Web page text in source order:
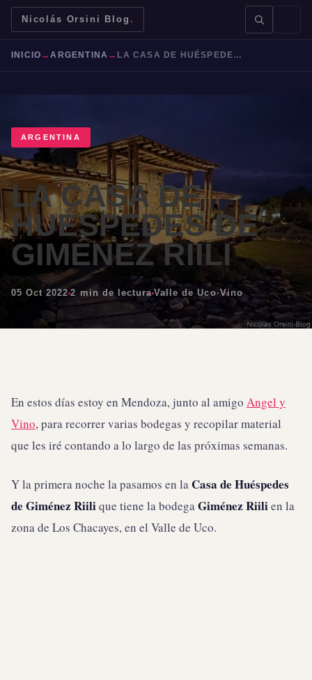
Nicolás Orsini Blog .
Mendoza Malbec Bodegas Jujuy
INICIO →ARGENTINA → LA CASA DE HUÉSPEDES DE GIMÉNEZ RIILI
ARGENTINA
LA CASA DE
HUÉSPEDES DE
GIMÉNEZ RIILI
05 Oct 2022 2 min de lectura Valle de Uco·Vino
En estos días estoy en Mendoza, junto al amigo Angel y
Vino, para recorrer varias bodegas y recopilar material
que les iré contando a lo largo de las próximas semanas.
Y la primera noche la pasamos en la Casa de Huéspedes
de Giménez Riilique tiene la bodegaGiménez Riilien la
zona de Los Chacayes, en el Valle de Uco.